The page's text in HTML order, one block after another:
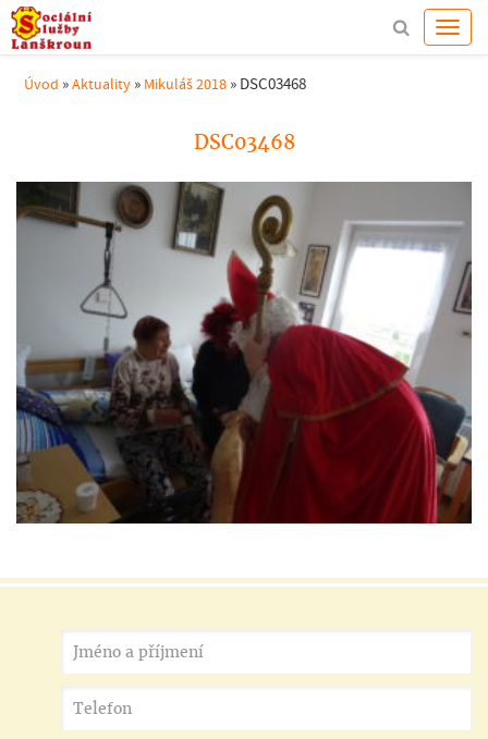
Úvod »Aktuality » Mikuláš 2018 » DSC03468
DSC03468